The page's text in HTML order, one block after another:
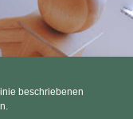
beschriebenen